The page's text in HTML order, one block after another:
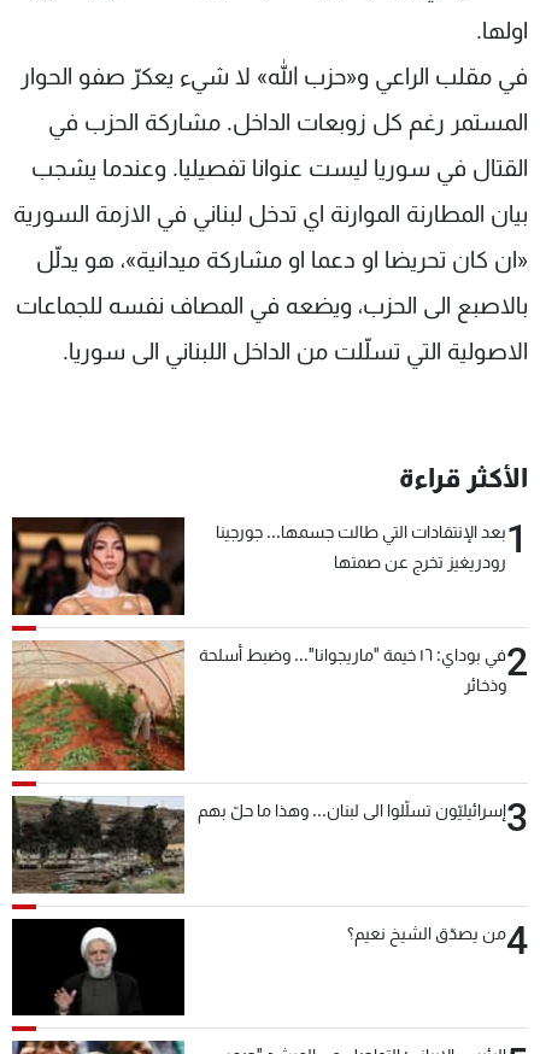
اولها.
في مقلب الراعي و«حزب الله» لا شيء يعكرّ صفو الحوار
المستمر رغم كل زوبعات الداخل. مشاركة الحزب في
القتال في سوريا ليست عنوانا تفصيليا. وعندما يشجب
بيان المطارنة الموارنة اي تدخل لبناني في الازمة السورية
«ان كان تحريضا او دعما او مشاركة ميدانية»، هو يدلّل
بالاصبع الى الحزب، ويضعه في المصاف نفسه للجماعات
الاصولية التي تسلّلت من الداخل اللبناني الى سوريا.
الأكثر قراءة
1بعد الإنتقادات التي طالت جسمها... جورجينا
رودريغيز تخرج عن صمتها
2
في بوداي: ١٦ خيمة "ماريجوانا"... وضبط أسلحة
وذخائر
3إسرائيليّون تسلّلوا الى لبنان... وهذا ما حلّ بهم
4من يصدّق الشيخ نعيم؟